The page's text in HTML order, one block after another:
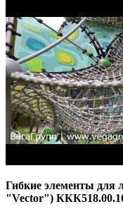
Гибкие элементы для
"Vector")